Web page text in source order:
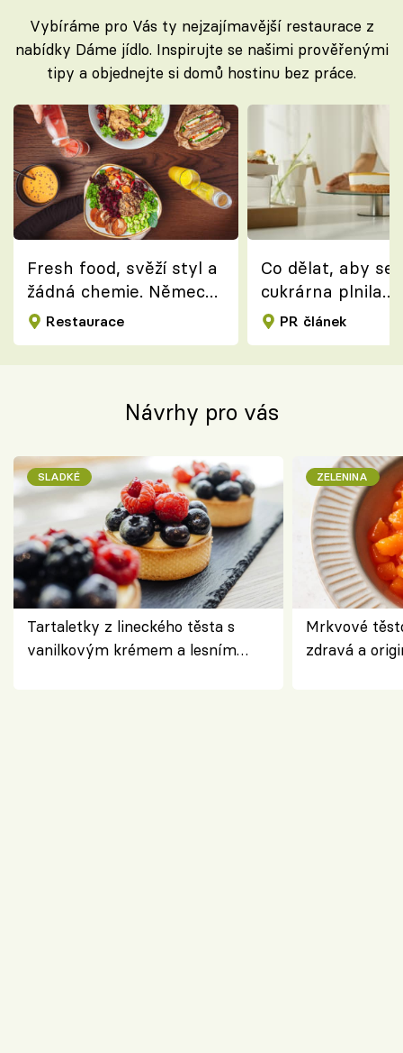
Vybíráme pro Vás ty nejzajímavější restaurace z
nabídky Dáme jídlo. Inspirujte se našimi prověřenými
tipy a objednejte si domů hostinu bez práce.
Fresh food, svěží styl a
žádná chemie. Německý
koncept dean&david
Restaurace
Co dělat, aby se
cukrárna plnila
zákazníky?
PR článek
Návrhy pro vás
SLADKÉ
Tartaletky z lineckého těsta s
vanilkovým krémem a lesním
ZELENINA
Mrkvové
zdravá a